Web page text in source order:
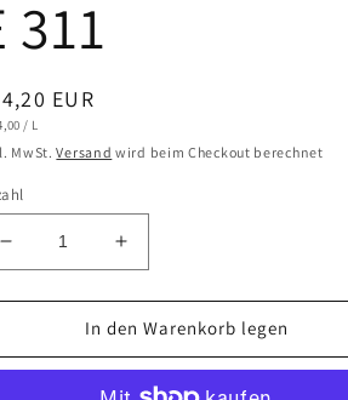
311
EUR
/ PRO
L
MwSt.Versand wird beim Checkout berechnet
Verringere
die
Menge
CERAMOL
Erhöhe
die
Menge
für
CERAMOL
In den Warenkorb legen